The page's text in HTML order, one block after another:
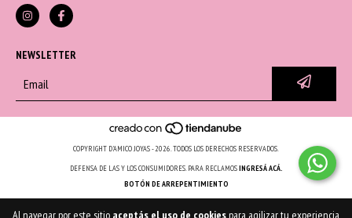
Al navegar por este sitio aceptás el uso de cookiespara agilizar tu experiencia
NEWSLETTER
COPYRIGHT D'AMICO JOYAS - 2026. TODOS LOS DERECHOS RESERVADOS.
DEFENSA DE LAS Y LOS CONSUMIDORES. PARA RECLAMOSINGRESÁ ACÁ.
BOTÓN DE ARREPENTIMIENTO